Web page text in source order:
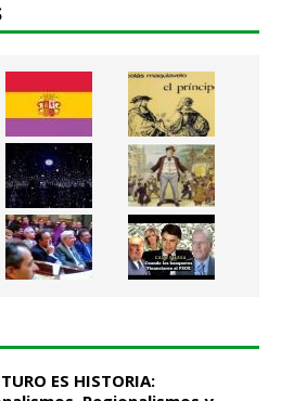
ES HISTORIA: